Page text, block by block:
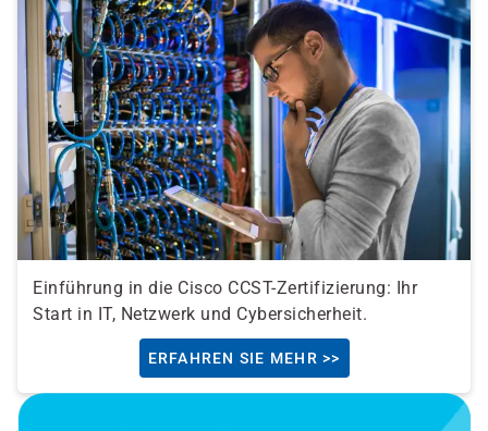
Einführung in die Cisco CCST-Zertifizierung: Ihr
Start in IT, Netzwerk und Cybersicherheit.
ERFAHREN SIE MEHR >>